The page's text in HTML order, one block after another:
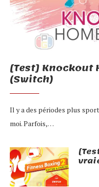
[Test] Knockout
(Switch)
Il y a des périodes plus
moi. Parfois,…